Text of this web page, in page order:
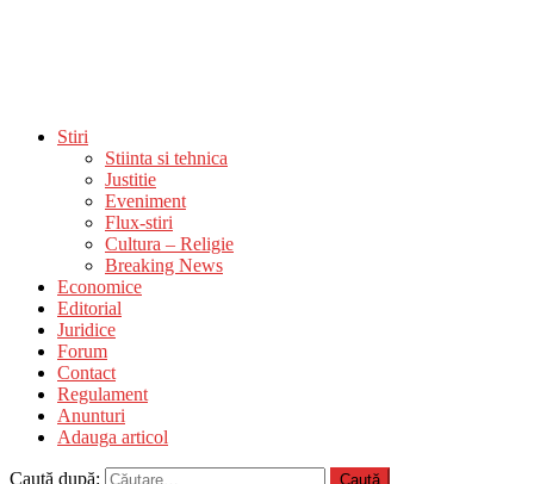
Stiri
Stiinta si tehnica
Justitie
Eveniment
Flux-stiri
Cultura – Religie
Breaking News
Economice
Editorial
Juridice
Forum
Contact
Regulament
Anunturi
Adauga articol
Caută după: